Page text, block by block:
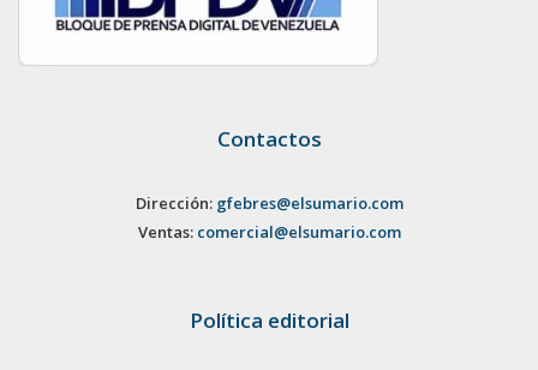
Contactos
Dirección: gfebres@elsumario.com
Ventas: comercial@elsumario.com
Política editorial